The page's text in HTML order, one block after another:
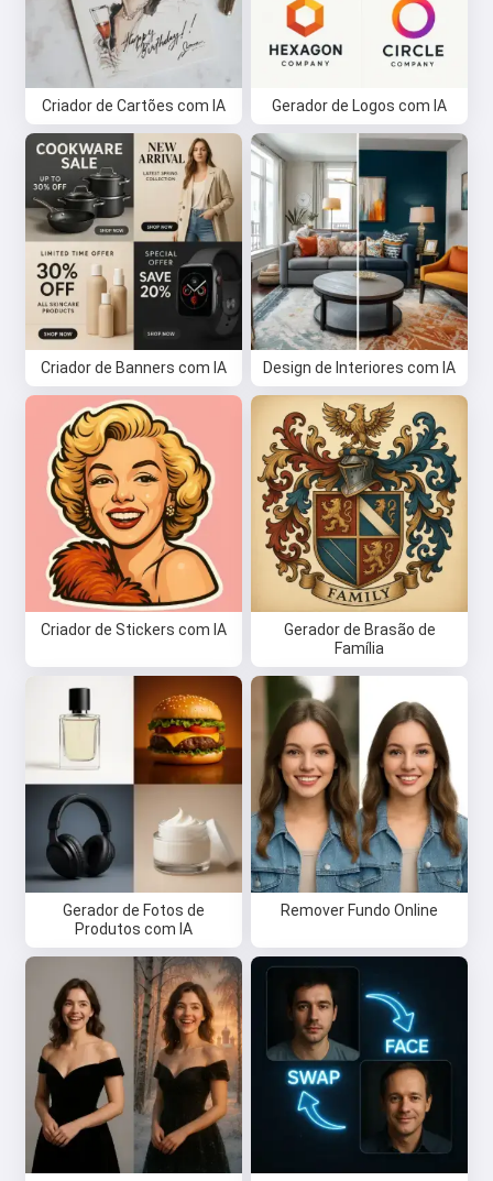
Criador de Cartões com IA Gerador de Logos com IA
Criador de Banners com IA Design de Interiores com IA
Criador de Stickers com IA
Gerador de Brasão de
Família
Gerador de Fotos de
Produtos com IA
Remover Fundo Online
Oi 👋
Eu posso criar músicas, escrever
poemas e mensagens de parabéns
🥰
Experimente grátis
Eu aceito:Termos de Serviço,
Política de Privacidade
Política de reembolso